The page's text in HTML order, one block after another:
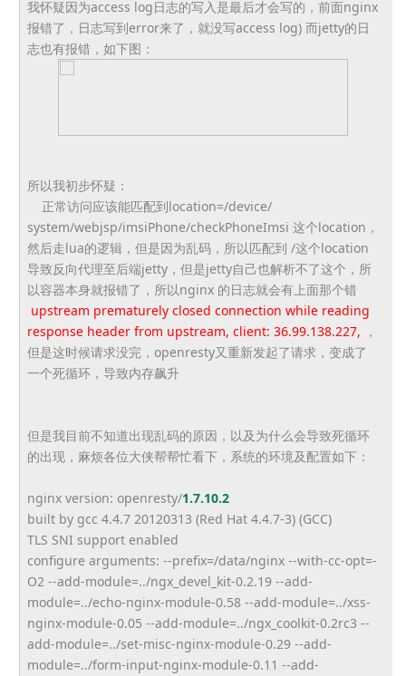
我怀疑因为access log日志的写入是最后才会写的，前面nginx
报错了， 日志写到error来了，就没写access log) 而jetty的日
志也有报错，如下图：
所以我初步怀疑：
正常访问应该能匹配到location=/device/
system/webjsp/imsiPhone/checkPhoneImsi 这个location，
然后走lua的逻辑，但是因为乱码， 所以匹配到 /这个location
导致反向代理至后端jetty， 但是jetty自己也解析不了这个，所
以容器本身就报错了， 所以nginx 的日志就会有上面那个错
upstream prematurely closed connection while reading
response header from upstream, client: 36.99.138.227, ，
但是这时候请求没完，openresty又重新发起了请求， 变成了
一个死循环，导致内存飙升
但是我目前不知道出现乱码的原因， 以及为什么会导致死循环
的出现，麻烦各位大侠帮帮忙看下， 系统的环境及配置如下：
nginx version: openresty/1.7.10.2
built by gcc 4.4.7 20120313 (Red Hat 4.4.7-3) (GCC)
TLS SNI support enabled
configure arguments: --prefix=/data/nginx --with-cc-opt=-
O2 --add-module=../ngx_devel_kit-0.2.19 --add-
module=../echo-nginx-module-0.58 --add-module=../xss-
nginx-module-0.05 --add-module=../ngx_coolkit-0.2rc3 --
add-module=../set-misc-nginx-module-0.29 --add-
module=../form-input-nginx-module-0.11 --add-